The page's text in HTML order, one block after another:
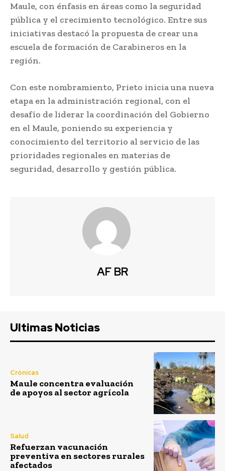
Maule, con énfasis en áreas como la seguridad
pública y el crecimiento tecnológico. Entre sus
iniciativas destacó la propuesta de crear una
escuela de formación de Carabineros en la
región.
Con este nombramiento, Prieto inicia una nueva
etapa en la administración regional, con el
desafío de liderar la coordinación del Gobierno
en el Maule, poniendo su experiencia y
conocimiento del territorio al servicio de las
prioridades regionales en materias de
seguridad, desarrollo y gestión pública.
AF BR
Ultimas Noticias
Crónicas
Maule concentra evaluación
de apoyos al sector agrícola
Salud
Refuerzan vacunación
preventiva en sectores rurales
afectados